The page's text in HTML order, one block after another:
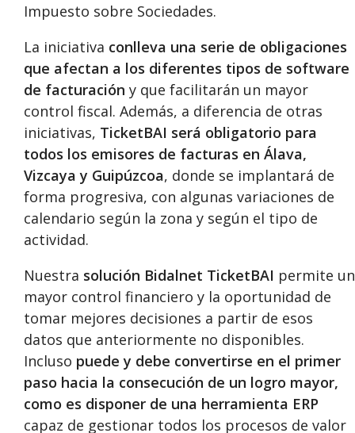
Impuesto sobre Sociedades.
La iniciativa conlleva una serie de obligaciones
que afectan a los diferentes tipos de software
de facturación y que facilitarán un mayor
control fiscal. Además, a diferencia de otras
iniciativas, TicketBAI será obligatorio para
todos los emisores de facturas en Álava,
Vizcaya y Guipúzcoa, donde se implantará de
forma progresiva, con algunas variaciones de
calendario según la zona y según el tipo de
actividad.
Nuestra solución Bidalnet TicketBAI permite un
mayor control financiero y la oportunidad de
tomar mejores decisiones a partir de esos
datos que anteriormente no disponibles.
Incluso puede y debe convertirse en el primer
paso hacia la consecución de un logro mayor,
como es disponer de una herramienta ERP
capaz de gestionar todos los procesos de valor